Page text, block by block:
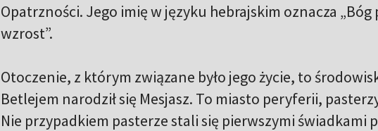
Opatrzności. Jego imię w języku hebrajskim oznacza „Bóg
wzrost”.
Otoczenie, z którym związane było jego życie, to
Betlejem narodził się Mesjasz. To miasto peryferii,
Nie przypadkiem pasterze stali się pierwszymi świadkami